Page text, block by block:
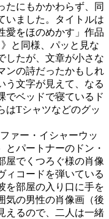
たにもかかわらず、同
いました。タイトルは
愛をほのめかす」作品
と同様、パッと見な
したが、文章が小さな
ンの詩だったかもしれ
う文字が見えて、なる
でベッドで寝ているド
はTシャツなどのグッ
ァー・イシャーウッ
とパートナーのドン・
屋でくつろぐ様の肖像
ィコードを弾いている
を部屋の入り口に手を
気の男性の肖像画（後
えるので、二人は一緒